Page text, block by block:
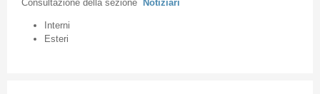
Consultazione della sezione Notiziari
Interni
Esteri